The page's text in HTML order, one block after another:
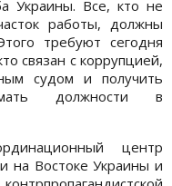
Украины. Все, кто не
работы, должны
требуют сегодня
связан с коррупцией,
судом и получить
должности в
центр
на Востоке Украины и